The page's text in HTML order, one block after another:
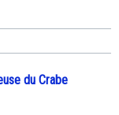
du Crabe